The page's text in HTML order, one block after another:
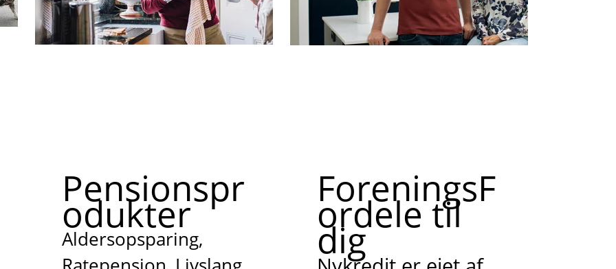
Pensionspr
odukter
Aldersopsparing,
ForeningsF
ordele til
dig